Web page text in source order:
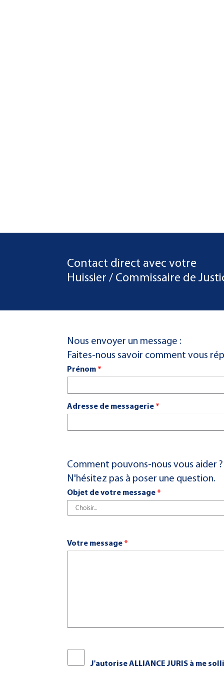
Contact direct avec votre
Huissier / Commissaire de
Nous envoyer un message :
Faites-nous savoir comment vous
Prénom *
Adresse de messagerie *
Comment pouvons-nous vous aider ?
N'hésitez pas à poser une question.
Objet de votre message *
Votre message *
J'autorise ALLIANCE JURIS à me
Contactez-nous
Office de Paris
Cour d’Appel de PARIS
01 42 07 22 19
Horaires d'ouverture :
Du Lundi au Jeudi : de 8h30 à 17h30
Du